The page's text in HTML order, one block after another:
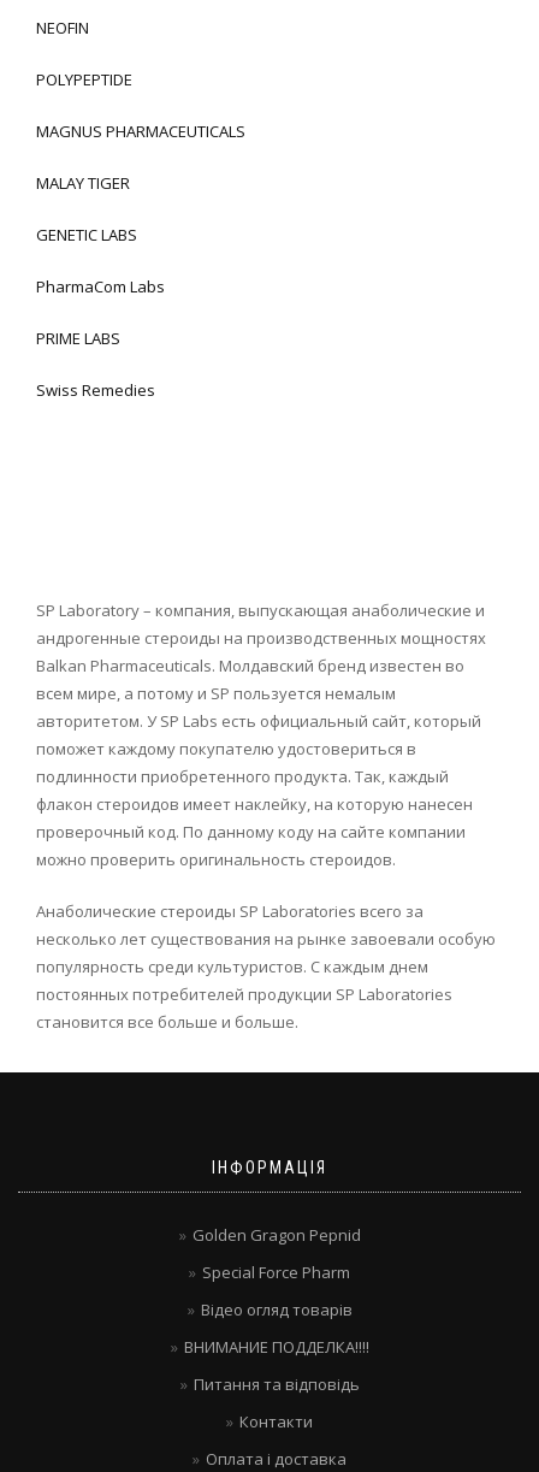
NEOFIN
POLYPEPTIDE
MAGNUS PHARMACEUTICALS
MALAY TIGER
GENETIC LABS
PharmaCom Labs
PRIME LABS
Swiss Remedies
SP Laboratory – компания, выпускающая анаболические и
андрогенные стероиды на производственных мощностях
Balkan Pharmaceuticals. Молдавский бренд известен во
всем мире, а потому и SP пользуется немалым
авторитетом. У SP Labs есть официальный сайт, который
поможет каждому покупателю удостовериться в
подлинности приобретенного продукта. Так, каждый
флакон стероидов имеет наклейку, на которую нанесен
проверочный код. По данному коду на сайте компании
можно проверить оригинальность стероидов.
Анаболические стероиды SP Laboratories всего за
несколько лет существования на рынке завоевали особую
популярность среди культуристов. С каждым днем
постоянных потребителей продукции SP Laboratories
становится все больше и больше.
ІНФОРМАЦІЯ
Golden Gragon Pepnid
Special Force Pharm
Відео огляд товарів
ВНИМАНИЕ ПОДДЕЛКА!!!!
Питання та відповідь
Контакти
Оплата і доставка